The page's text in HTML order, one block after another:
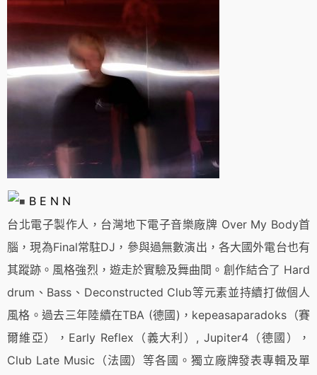
B E N N
台北電子製作人，台灣地下電子音樂廠牌 Over My Body首
腦，現為Final常駐DJ，參與過無數演出，各大國外電台也有
其蹤跡。風格強烈，遊走於實驗及舞曲間。創作結合了 Hard
drum、Bass、Deconstructed Club等元素並持續打做個人
風格。過去三年陸續在TBA (德國)，kepeasaparadoks（賽
爾維亞），Early Reflex（義大利）, Jupiter4（德國），
Club Late Music（法國）等各國。獨立廠牌發表專輯及單